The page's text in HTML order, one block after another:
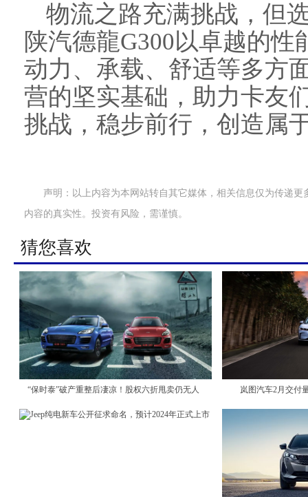
物流之路充满挑战，但
陕汽德龍G300以卓越的性
动力、承载、舒适等多方
营的坚实基础，助力卡友
挑战，稳步前行，创造属
声明：以上内容为本网站转自其它媒体，相关信息仅为传递
内容的真实性。投资有风险，需谨慎。
猜您喜欢
“保时泰”破产重整后凄凉！股权六折甩卖仍无人 岚图汽车2月交付